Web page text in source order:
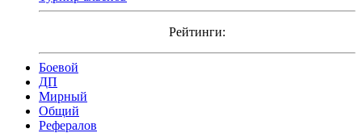
Рейтинги:
Боевой
ДП
Мирный
Общий
Рефералов